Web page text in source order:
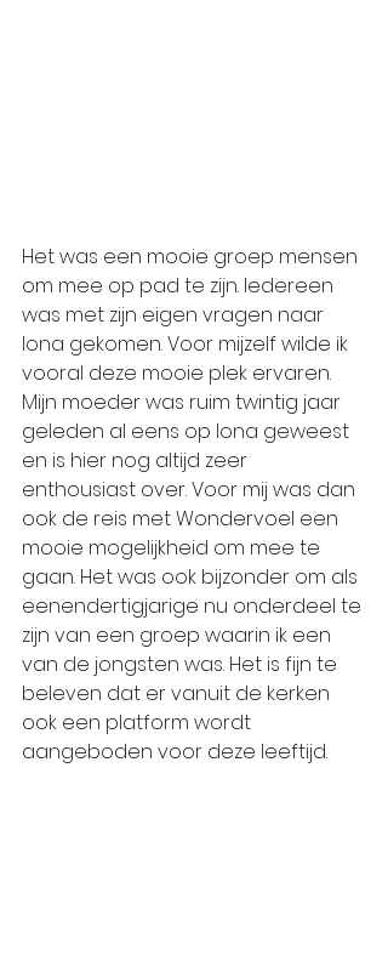
Het was een mooie groep mensen
om mee op pad te zijn. Iedereen
was met zijn eigen vragen naar
Iona gekomen. Voor mijzelf wilde ik
vooral deze mooie plek ervaren.
Mijn moeder was ruim twintig jaar
geleden al eens op Iona geweest
en is hier nog altijd zeer
enthousiast over. Voor mij was dan
ook de reis met Wondervoel een
mooie mogelijkheid om mee te
gaan. Het was ook bijzonder om als
eenendertigjarige nu onderdeel te
zijn van een groep waarin ik een
van de jongsten was. Het is fijn te
beleven dat er vanuit de kerken
ook een platform wordt
aangeboden voor deze leeftijd.